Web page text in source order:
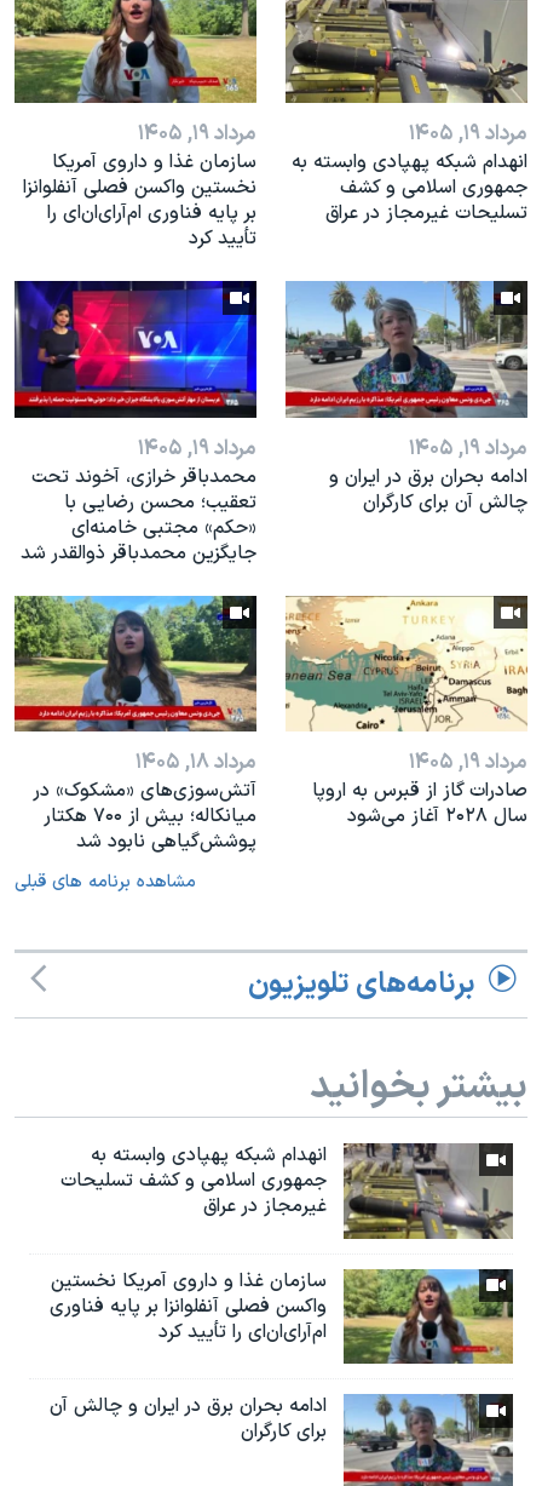
نرگس محمدی برنده جایزه نوبل صلح
همایش محافظه‌کاران آمریکا «سی‌پک»
صفحه‌های ویژه
سفر پرزیدنت ترامپ به چین
مرداد ۱۹, ۱۴۰۵
انهدام شبکه پهپادی وابسته به
جمهوری اسلامی و کشف
تسلیحات غیرمجاز در عراق
مرداد ۱۹, ۱۴۰۵
سازمان غذا و داروی آمریکا
نخستین واکسن فصلی آنفلوانزا
بر پایه فناوری ام‌آر‌ای‌ان‌ای را
تأیید کرد
مرداد ۱۹, ۱۴۰۵
ادامه بحران برق در ایران و
چالش آن برای کارگران
مرداد ۱۹, ۱۴۰۵
محمدباقر خرازی، آخوند تحت
تعقیب؛ محسن رضایی با
«حکم» مجتبی خامنه‌ای
جایگزین محمدباقر ذوالقدر شد
مرداد ۱۹, ۱۴۰۵
صادرات گاز از قبرس به اروپا
سال ۲۰۲۸ آغاز می‌شود
مرداد ۱۸, ۱۴۰۵
آتش‌سوزی‌های «مشکوک» در
میانکاله؛ بیش از ۷۰۰ هکتار
پوشش‌گیاهی نابود شد
مشاهده برنامه های قبلی
برنامه‌های تلویزیون
بیشتر بخوانید
انهدام شبکه پهپادی وابسته به
جمهوری اسلامی و کشف تسلیحات
غیرمجاز در عراق
سازمان غذا و داروی آمریکا نخستین
واکسن فصلی آنفلوانزا بر پایه فناوری
ام‌آر‌ای‌ان‌ای را تأیید کرد
ادامه بحران برق در ایران و چالش آن
برای کارگران